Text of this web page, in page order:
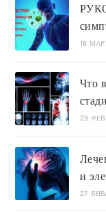
18
Что
29
и
27